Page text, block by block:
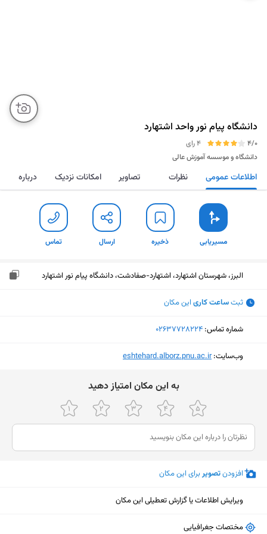
دانشگاه پیام نور واحد اشتهارد
4/0
4 رای
دانشگاه و موسسه آموزش عالی
مسیریابی ذخیره ارسال تماس اطلاعات عمومی نظرات تصاویر امکانات نزدیک درباره
مسیریابی ذخیره ارسال تماس
البرز، شهرستان اشتهارد، اشتهارد-صفادشت، دانشگاه پیام نور اشتهارد
ثبتساعت کاری این مکان
شماره تماس: ‎02637728224
وب‌سایت:‎eshtehard.alborz.pnu.ac.ir
ﺑﻪ اﯾﻦ ﻣﮑﺎن اﻣﺘﯿﺎز دﻫﯿﺪ
افزودنتصویربرای این مکان
ویرایش اطلاعات یا گزارش تعطیلی این مکان
مختصات جغرافیایی